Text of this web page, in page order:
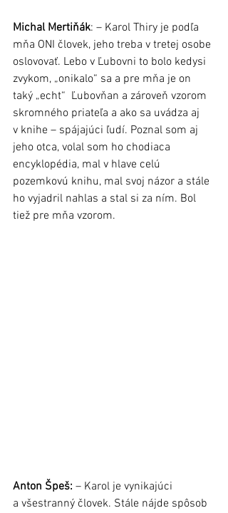
Michal Mertiňák: – Karol Thiry je podľa
mňa ONI človek, jeho treba v tretej osobe
oslovovať. Lebo v Ľubovni to bolo kedysi
zvykom, „onikalo“ sa a pre mňa je on
taký „echt“  Ľubovňan a zároveň vzorom
skromného priateľa a ako sa uvádza aj
v knihe – spájajúci ľudí. Poznal som aj
jeho otca, volal som ho chodiaca
encyklopédia, mal v hlave celú
pozemkovú knihu, mal svoj názor a stále
ho vyjadril nahlas a stal si za ním. Bol
tiež pre mňa vzorom.
Anton Špeš: – Karol je vynikajúci
a všestranný človek. Stále nájde spôsob